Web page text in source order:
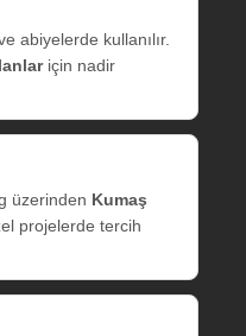
abiyelerde kullanılır.
için nadir
üzerinden Kumaş
projelerde tercih